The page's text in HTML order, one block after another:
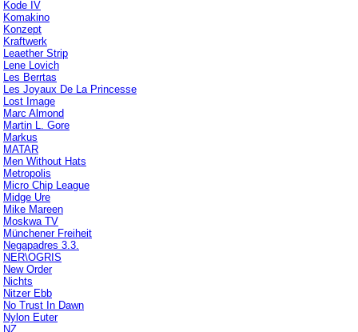
Kode IV
Komakino
Konzept
Kraftwerk
Leaether Strip
Lene Lovich
Les Berrtas
Les Joyaux De La Princesse
Lost Image
Marc Almond
Martin L. Gore
Markus
MATAR
Men Without Hats
Metropolis
Micro Chip League
Midge Ure
Mike Mareen
Moskwa TV
Münchener Freiheit
Negapadres 3.3.
NER\OGRIS
New Order
Nichts
Nitzer Ebb
No Trust In Dawn
Nylon Euter
NZ